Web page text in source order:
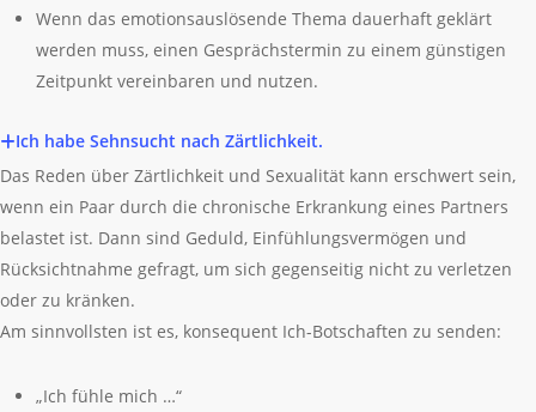
Wenn das emotionsauslösende Thema dauerhaft geklärt
werden muss, einen Gesprächstermin zu einem günstigen
Zeitpunkt vereinbaren und nutzen.
Ich habe Sehnsucht nach Zärtlichkeit.
Das Reden über Zärtlichkeit und Sexualität kann erschwert sein,
wenn ein Paar durch die chronische Erkrankung eines Partners
belastet ist. Dann sind Geduld, Einfühlungsvermögen und
Rücksichtnahme gefragt, um sich gegenseitig nicht zu verletzen
oder zu kränken.
Am sinnvollsten ist es, konsequent Ich-Botschaften zu senden:
„Ich fühle mich …“